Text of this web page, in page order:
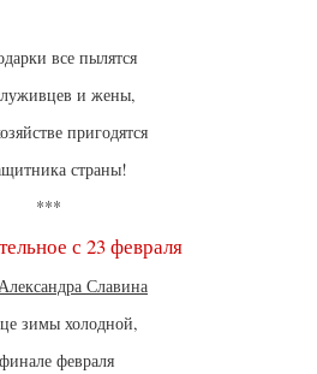
все пылятся
и жены,
пригодятся
страны!
***
с 23 февраля
Славина
зимы холодной,
февраля